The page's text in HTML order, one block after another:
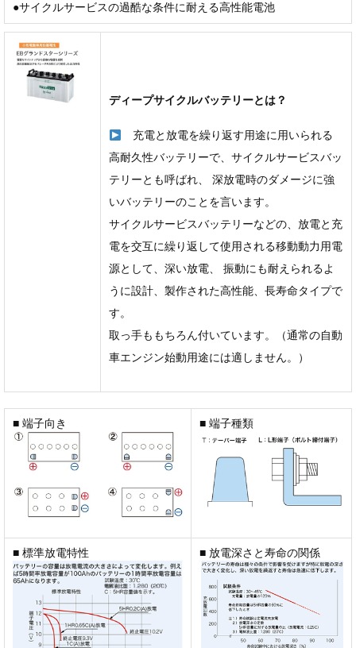
●サイクルサービスの過酷な条件に耐える高性能電池
ディープサイクルバッテリーとは？
充電と放電を繰り返す用途に用いられる
高耐久性バッテリーで、サイクルサービスバッ
テリーとも呼ばれ、 深放電時のダメージに強
いバッテリーのことを言います。
サイクルサービスバッテリーなどの、放電と充
電を交互に繰り返して使用される移動動力用電
源として、深い放電、 振動にも耐えられるよ
うに設計、製作された高性能、長寿命タイプで
す。
取っ手ももちろん付いています。（通常の自動
車エンジン始動用途には適しません。）
■ 端子向き ■ 端子種類
■ 標準放電特性 ■ 放電深さと寿命の関係